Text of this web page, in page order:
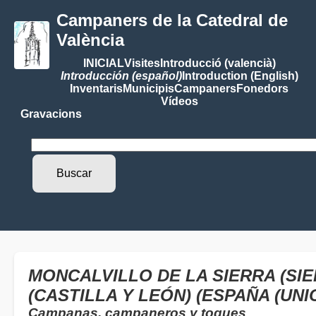
Campaners de la Catedral de
València
INICIALVisitesIntroducció (valencià)
Introducción (español)Introduction (English)
InventarisMunicipisCampanersFonedors
Vídeos
Gravacions
MONCALVILLO DE LA SIERRA
(CASTILLA Y LEÓN) (ESPAÑA
Campanas, campaneros y toques